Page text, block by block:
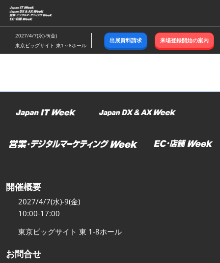
ス
キ
ッ
し
む
2027/4/7(水)-9(金)
東京ビッグサイト 東1～8ホール
出展資料請求 来場登録開始の案内
開催概要
2027/4/7(水)-9(金)
10:00-17:00
東京ビッグサイト 東 1-8ホール
お問合せ